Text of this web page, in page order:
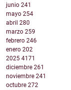
junio 241
mayo 254
abril 280
marzo 259
febrero 246
enero 202
2025 4171
diciembre 261
noviembre 241
octubre 272